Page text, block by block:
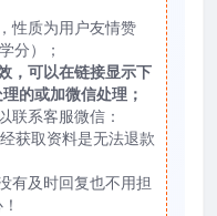
性质为用户友情赞
分）；
，可以在链接显示下
的或加微信处理；
联系客服微信：
获取资料是无法退款
有及时回复也不用担